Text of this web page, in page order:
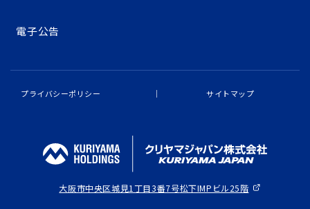
電子公告
大阪市中央区城見1丁目3番7号松下IMPビル25階
プライバシーポリシー サイトマップ